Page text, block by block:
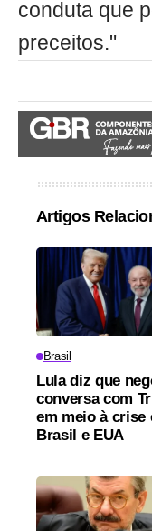
conduta que
preceitos."
Artigos
Brasil
Lula diz que
conversa com
em meio à crise
Brasil e EUA